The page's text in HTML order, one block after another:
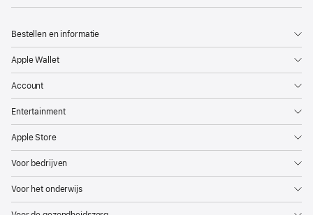
Bestellen en informatie
Apple Wallet
Account
Entertainment
Apple Store
Voor bedrijven
Voor het onderwijs